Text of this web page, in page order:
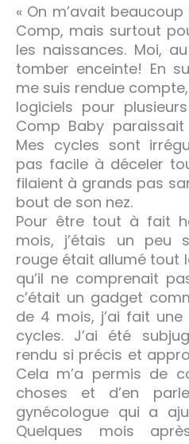
« On m’avait
Comp, mais surtout
les naissances. Moi,
tomber enceinte! En
me suis rendue
logiciels pour
Comp Baby
Mes cycles sont
pas facile à déceler
filaient à grands pas
bout de son nez.
Pour être tout à fait
mois, j’étais un peu
rouge était allumé tout
qu’il ne comprenait
c’était un gadget
de 4 mois, j’ai fait
cycles. J’ai été
rendu si précis et
Cela m’a permis de
choses et d’en
gynécologue qui a
Quelques mois